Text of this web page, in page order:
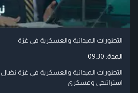
التطورات الميدانية والعسكرية في غزة
المدة: 09:30
التطورات الميدانية والعسكرية في غزة نضال
استراتيجي وعسكري